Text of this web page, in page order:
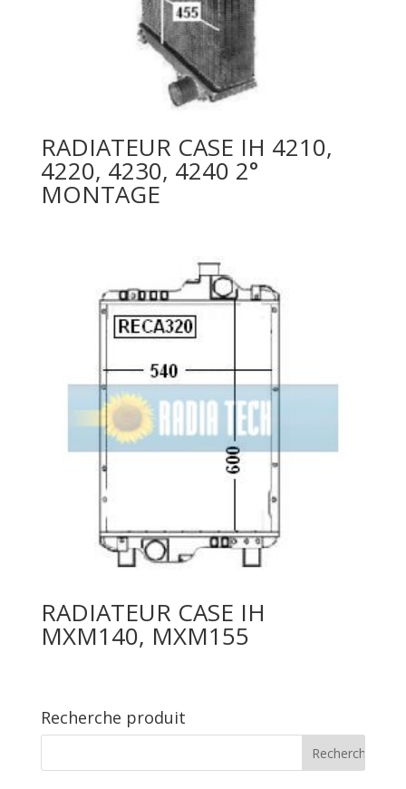
RADIATEUR CASE IH 4210,
4220, 4230, 4240 2°
MONTAGE
RADIATEUR CASE IH
MXM140, MXM155
Recherche produit